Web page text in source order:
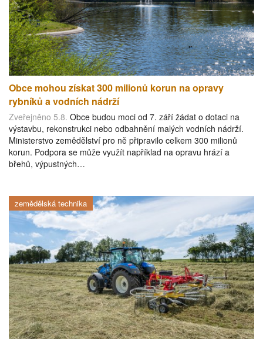
Obce mohou získat 300 milionů korun na opravy
rybníků a vodních nádrží
Zveřejněno 5.8. Obce budou moci od 7. září žádat o dotaci na
výstavbu, rekonstrukci nebo odbahnění malých vodních nádrží.
Ministerstvo zemědělství pro ně připravilo celkem 300 milionů
korun. Podpora se může využít například na opravu hrází a
břehů, výpustných…
zemědělská technika